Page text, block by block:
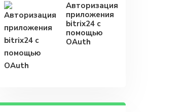
Авторизация
приложения
bitrix24 с
помощью
OAuth